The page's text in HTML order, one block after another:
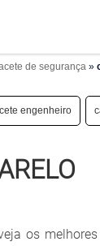
de segurança »
engenheiro
os